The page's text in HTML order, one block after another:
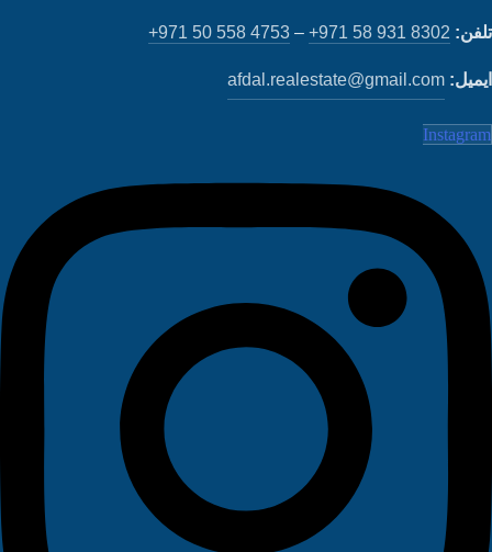
+971 50 558 4753–+971 58 931 8302
afdal.realestate@gmail.com